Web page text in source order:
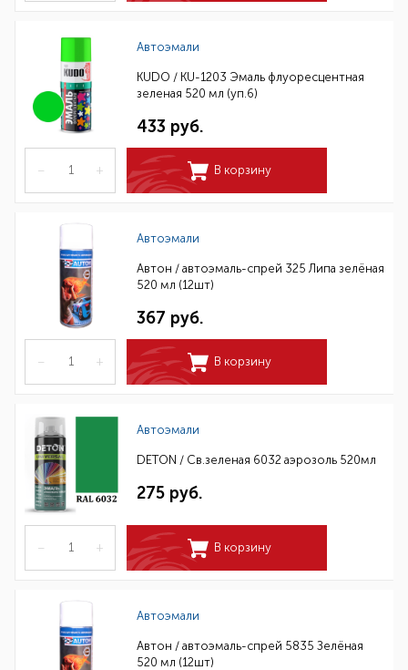
Автоэмали
KUDO / KU-1203 Эмаль флуоресцентная
зеленая 520 мл (уп.6)
433 руб.
– + В корзину
Автоэмали
Автон / автоэмаль-спрей 325 Липа зелёная
520 мл (12шт)
367 руб.
– + В корзину
Автоэмали
DETON / Св.зеленая 6032 аэрозоль 520мл
275 руб.
– + В корзину
Автоэмали
Автон / автоэмаль-спрей 5835 Зелёная
520 мл (12шт)